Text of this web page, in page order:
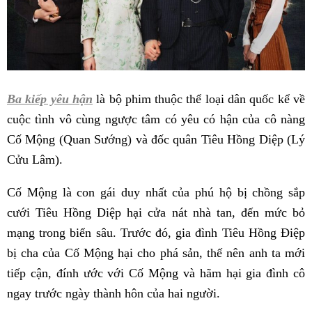
Ba kiếp yêu hận là bộ phim thuộc thể loại dân quốc kể về
cuộc tình vô cùng ngược tâm có yêu có hận của cô nàng
Cố Mộng (Quan Sướng) và đốc quân Tiêu Hồng Diệp (Lý
Cửu Lâm).
Cố Mộng là con gái duy nhất của phú hộ bị chồng sắp
cưới Tiêu Hồng Diệp hại cửa nát nhà tan, đến mức bỏ
mạng trong biển sâu. Trước đó, gia đình Tiêu Hồng Điệp
bị cha của Cố Mộng hại cho phá sản, thế nên anh ta mới
tiếp cận, đính ước với Cố Mộng và hãm hại gia đình cô
ngay trước ngày thành hôn của hai người.